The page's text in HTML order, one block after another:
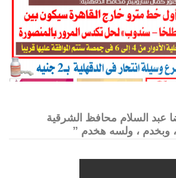
عبد السلام محافظ الشرقية
، وبخدم ، ولسه هخدم ”